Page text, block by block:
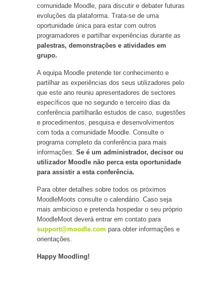
comunidade Moodle, para discutir e debater futuras
evoluções da plataforma. Trata-se de uma
oportunidade única para estar com outros
programadores e partilhar experiências durante as
palestras, demonstrações e atividades em
grupo.
A equipa Moodle pretende ter conhecimento e
partilhar as experiências dos seus utilizadores pelo
que este ano reuniu apresentadores de sectores
específicos que no segundo e terceiro dias da
conferência partilharão estudos de caso, sugestões
e procedimentos, pesquisa e desenvolvimentos
com toda a comunidade Moodle. Consulte o
programa completo da conferência para mais
informações. Se é um administrador, decisor ou
utilizador Moodle não perca esta oportunidade
para assistir a esta conferência.
Para obter detalhes sobre todos os próximos
MoodleMoots consulte o calendário. Caso seja
mais ambicioso e pretenda hospedar o seu próprio
MoodleMoot deverá entrar em contato para
support@moodle.com para obter informações e
orientações.
Happy Moodling!